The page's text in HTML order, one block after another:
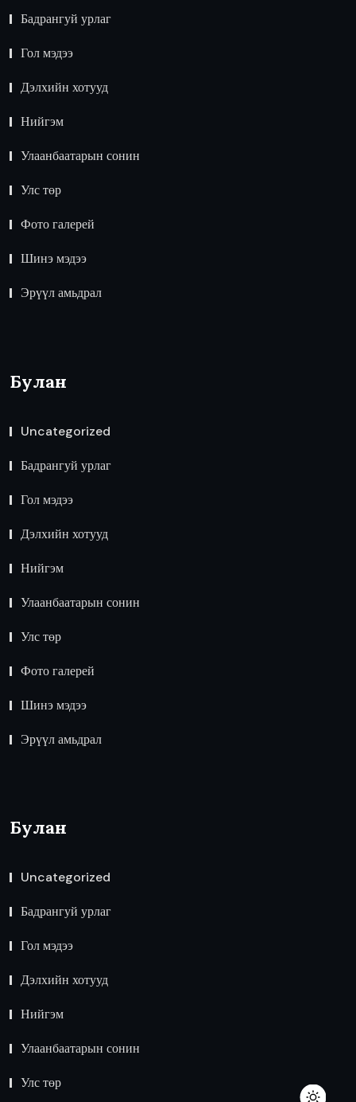
Бадрангуй урлаг
Гол мэдээ
Дэлхийн хотууд
Нийгэм
Улаанбаатарын сонин
Улс төр
Фото галерей
Шинэ мэдээ
Эрүүл амьдрал
Булан
Uncategorized
Бадрангуй урлаг
Гол мэдээ
Дэлхийн хотууд
Нийгэм
Улаанбаатарын сонин
Улс төр
Фото галерей
Шинэ мэдээ
Эрүүл амьдрал
Булан
Uncategorized
Бадрангуй урлаг
Гол мэдээ
Дэлхийн хотууд
Нийгэм
Улаанбаатарын сонин
Улс төр